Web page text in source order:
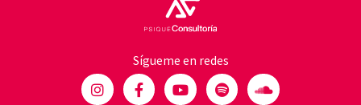
Sígueme en redes
I
n
F
a
Y
o
S
p
S
o